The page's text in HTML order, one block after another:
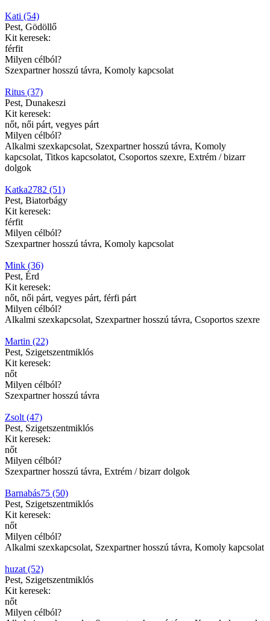
Kati (54)
Pest, Gödöllő
Kit keresek:
férfit
Milyen célból?
Szexpartner hosszú távra, Komoly kapcsolat
Ritus (37)
Pest, Dunakeszi
Kit keresek:
nőt, női párt, vegyes párt
Milyen célból?
Alkalmi szexkapcsolat, Szexpartner hosszú távra, Komoly
kapcsolat, Titkos kapcsolatot, Csoportos szexre, Extrém / bizarr
dolgok
Katka2782 (51)
Pest, Biatorbágy
Kit keresek:
férfit
Milyen célból?
Szexpartner hosszú távra, Komoly kapcsolat
Mink (36)
Pest, Érd
Kit keresek:
nőt, női párt, vegyes párt, férfi párt
Milyen célból?
Alkalmi szexkapcsolat, Szexpartner hosszú távra, Csoportos szexre
Martin (22)
Pest, Szigetszentmiklós
Kit keresek:
nőt
Milyen célból?
Szexpartner hosszú távra
Zsolt (47)
Pest, Szigetszentmiklós
Kit keresek:
nőt
Milyen célból?
Szexpartner hosszú távra, Extrém / bizarr dolgok
Barnabás75 (50)
Pest, Szigetszentmiklós
Kit keresek:
nőt
Milyen célból?
Alkalmi szexkapcsolat, Szexpartner hosszú távra, Komoly kapcsolat
huzat (52)
Pest, Szigetszentmiklós
Kit keresek:
nőt
Milyen célból?